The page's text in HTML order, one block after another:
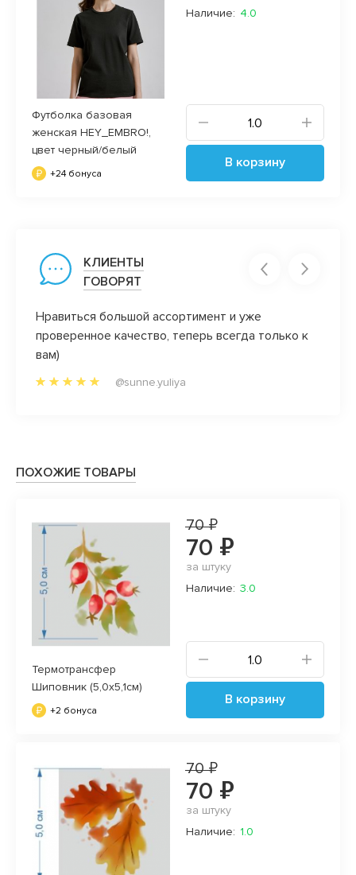
Футболка базовая
женская HEY_EMBRO!,
цвет черный/белый
+24 бонуса
Наличие: 4.0
В корзину
КЛИЕНТЫ
ГОВОРЯТ
Нравиться большой ассортимент и уже
проверенное качество, теперь всегда только к
вам)
@sunne.yuliya
ПОХОЖИЕ ТОВАРЫ
Термотрансфер
Шиповник (5,0х5,1см)
+2 бонуса
70 ₽
70 ₽
за штуку
Наличие: 3.0
В корзину
70 ₽
70 ₽
за штуку
Наличие: 1.0